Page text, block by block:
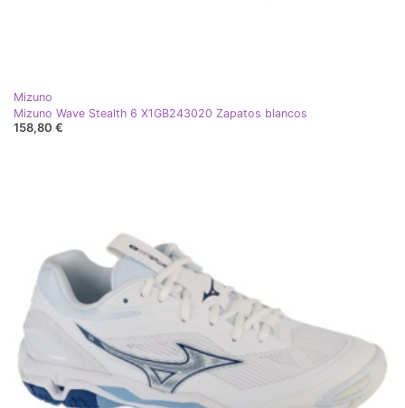
Mizuno
Mizuno Wave Stealth 6 X1GB243020 Zapatos blancos
158,80 €